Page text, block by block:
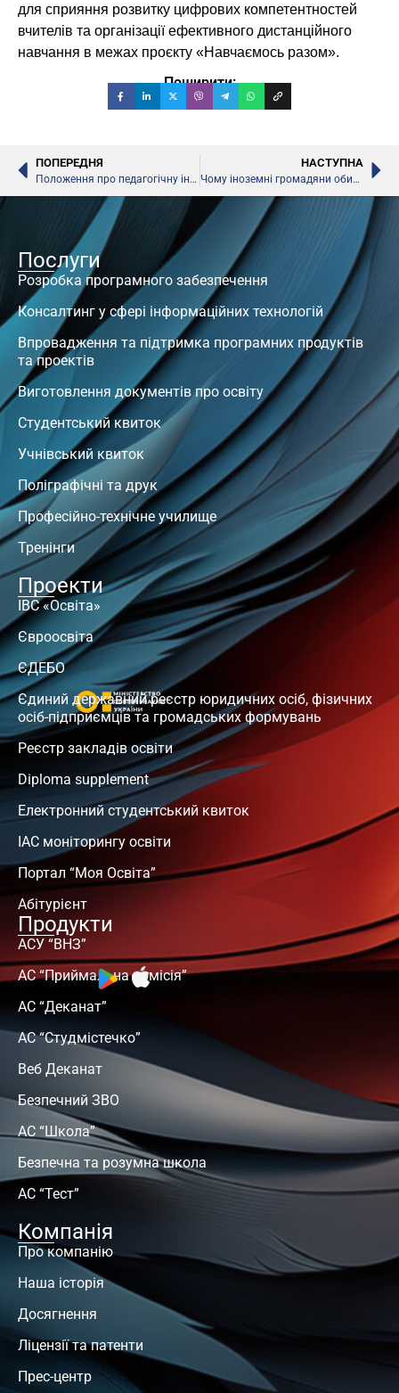
для сприяння розвитку цифрових компетентностей
вчителів та організації ефективного дистанційного
навчання в межах проєкту «Навчаємось разом».
Поширити:
ПОПЕРЕДНЯ
Положення про педагогічну інтернатуру, – МОН
НАСТУПНА
Чому іноземні громадяни обирають заклади вищої освіти України
Послуги
Розробка програмного забезпечення
Консалтинг у сфері інформаційних технологій
Впровадження та підтримка програмних продуктів
та проектів
Виготовлення документів про освіту
Студентський квиток
Учнівський квиток
Поліграфічні та друк
Професійно-технічне училище
Тренінги
Проекти
ІВС «Освіта»
Євроосвіта
ЄДЕБО
Єдиний державний реєстр юридичних осіб, фізичних
осіб-підприємців та громадських формувань
Реєстр закладів освіти
Diploma supplement
Електронний студентський квиток
ІАС моніторингу освіти
Портал “Моя Освіта”
Абітурієнт
Продукти
АСУ “ВНЗ”
АС “Приймальна комісія”
АС “Деканат”
АС “Студмістечко”
Веб Деканат
Безпечний ЗВО
АС “Школа”
Безпечна та розумна школа
АС “Тест”
Компанія
Про компанію
Наша історія
Досягнення
Ліцензії та патенти
Прес-центр